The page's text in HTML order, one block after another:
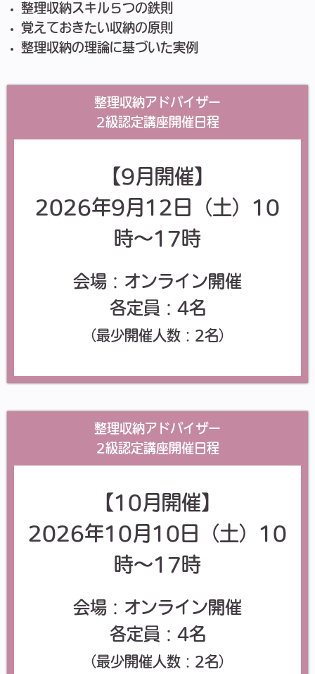
整理収納スキル５つの鉄則
覚えておきたい収納の原則
整理収納の理論に基づいた実例
整理収納アドバイザー
2級認定講座開催日程
【9月開催】
2026年9月12日（土） 10
時～17時
会場：オンライン開催
各定員：4名
（最少開催人数：2名）
整理収納アドバイザー
2級認定講座開催日程
【10月開催】
2026年10月10日（土） 10
時～17時
会場：オンライン開催
各定員：4名
（最少開催人数：2名）